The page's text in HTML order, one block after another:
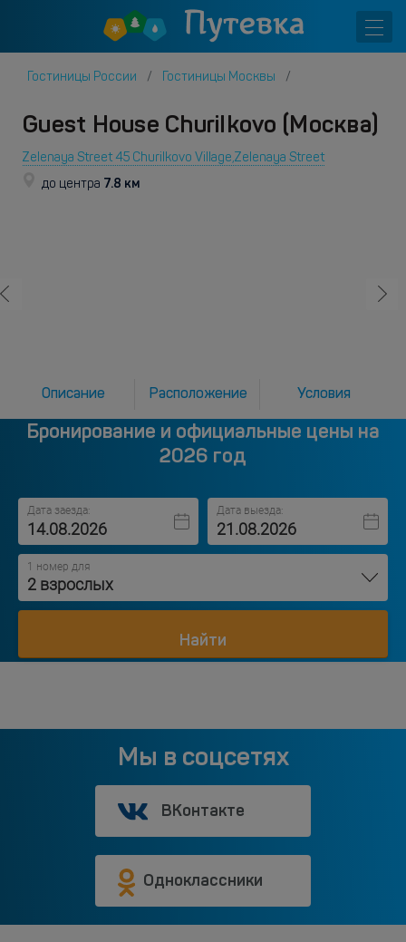
Гостиницы России Гостиницы Москвы
Guest House Churilkovo (Москва)
Zelenaya Street 45 Churilkovo Village,Zelenaya Street
до центра 7.8 км
Описание Расположение Условия
Бронирование и официальные цены на
2026 год
Дата заезда: Дата выезда:
1 номер для
2 взрослых
Найти
Мы в соцсетях
ВКонтакте
Одноклассники